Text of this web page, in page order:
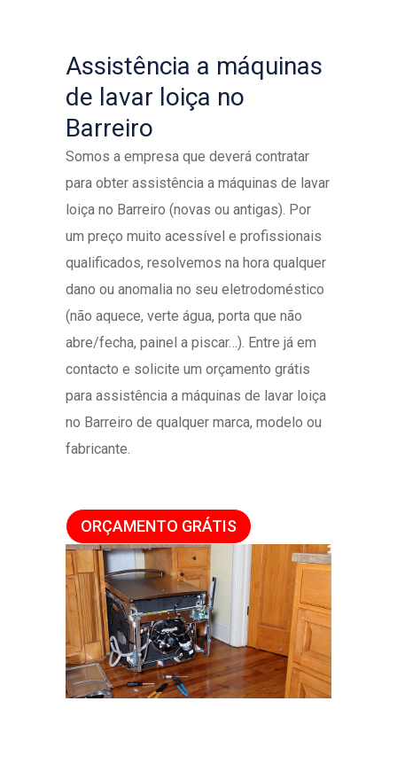
Assistência a máquinas
de lavar loiça no
Barreiro
Somos a empresa que deverá contratar
para obter assistência a máquinas de lavar
loiça no Barreiro (novas ou antigas). Por
um preço muito acessível e profissionais
qualificados, resolvemos na hora qualquer
dano ou anomalia no seu eletrodoméstico
(não aquece, verte água, porta que não
abre/fecha, painel a piscar…). Entre já em
contacto e solicite um orçamento grátis
para assistência a máquinas de lavar loiça
no Barreiro de qualquer marca, modelo ou
fabricante.
ORÇAMENTO GRÁTIS